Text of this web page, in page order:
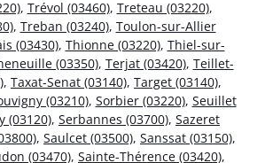
, Trévol (03460), Treteau (03220),
, Treban (03240), Toulon-sur-Allier
(03430), Thionne (03220), Thiel-sur-
(03350), Terjat (03420), Teillet-
, Taxat-Senat (03140), Target (03140),
(03210), Sorbier (03220), Seuillet
(03120), Serbannes (03700), Sazeret
, Saulcet (03500), Sanssat (03150),
(03470), Sainte-Thérence (03420),